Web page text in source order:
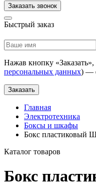
Заказать звонок
Быстрый заказ
Нажав кнопку «Заказать»,
персональных данных) —
Заказать
Главная
Электротехника
Боксы и шкафы
Бокс пластиковый
Каталог товаров
Бокс